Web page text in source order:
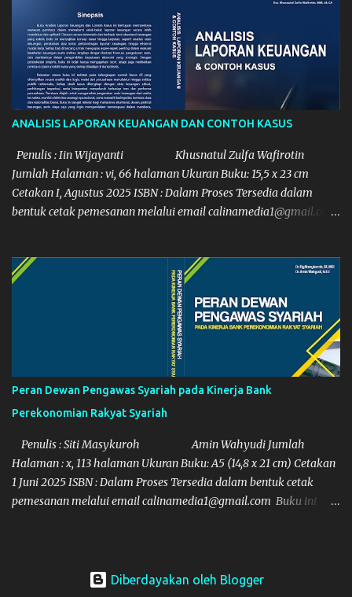
dan menikmati kelezatan berdialog dengan-Nya. Buku ini
memaparkan secara detil bagaimana jama’ah tarekat pada
Tarekat Qadiriyah Naqsabandiyah (TQN) Suryalaya
Tasikmalaya memaknai tarekat untuk meniti jalan menuju
dzikrullah dengan tulus melalui simbol kupu-kupu.
Pengungkapan makna simbol kupu-kupu secara normatif dan
hari jama’ah TQN Suryalaya menjadi bagian yang penting dalam
pembahasan buku ini.
ANALISIS LAPORAN KEUANGAN DAN CONTOH KASUS
Penulis : Iin Wijayanti Khusnatul Zulfa Wafirotin
Jumlah Halaman : vi, 66 halaman Ukuran Buku: 15,5 x 23 cm
Cetakan I, Agustus 2025 ISBN : Dalam Proses Tersedia dalam
bentuk cetak pemesanan melalui email calinamedia1@gmail.com
laporan keuangan secara lebih mendalam dan aplikatif. Disusun
secara sistematis dan berbasis teori akuntansi keuangan yang
kokoh, buku ini menyajikan konsep dasar hingga lanjutan, seperti
analisis rasio keuangan, perubahan laba kotor, perbandingan
laporan keuangan, hingga efisiensi modal kerja. Setiap bab
dirancang untuk mengupas aspek-aspek penting dalam evaluasi
kesehatan keuangan suatu entitas, lengkap dengan ilustrasi
formula, pengukuran rasio, dan manfaatnya dalam pengambilan
keputusan ekonomi yang strategis. Dengan pendekatan empiris,
buku ini tid...
Peran Dewan Pengawas Syariah pada Kinerja Bank
Perekonomian Rakyat Syariah
Penulis : Siti Masykuroh Amin Wahyudi Jumlah
Halaman : x, 113 halaman Ukuran Buku: A5 (14,8 x 21 cm) Cetakan
1 Juni 2025 ISBN : Dalam Proses Tersedia dalam bentuk cetak
pemesanan melalui email calinamedia1@gmail.com Buku ini
pengaruh Pembiayaan Bagi Hasil terhadap NPF dan Kinerja BPRS
Diberdayakan oleh Blogger